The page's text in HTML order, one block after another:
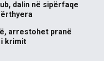
dalin në sipërfaqe
arrestohet pranë
i krimit